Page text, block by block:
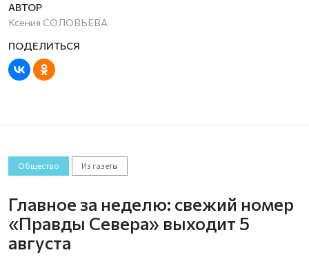
Ксения СОЛОВЬЕВА
Общество Из газеты
Главное за неделю: свежий номер
«Правды Севера» выходит 5
августа